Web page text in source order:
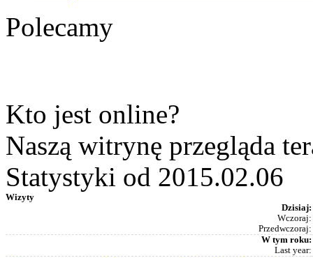
Polecamy
Kto jest online?
Naszą witrynę przegląda
Statystyki od 2015.02.06
Wizyty
Dzisiaj:
Wczoraj:
Przedwczoraj:
W tym roku:
Last year: